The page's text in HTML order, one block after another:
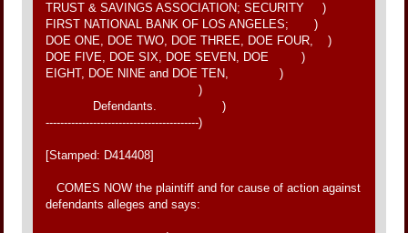
TRUST & SAVINGS ASSOCIATION; SECURITY )
FIRST NATIONAL BANK OF LOS ANGELES; )
DOE ONE, DOE TWO, DOE THREE, DOE FOUR, )
DOE FIVE, DOE SIX, DOE SEVEN, DOE )
EIGHT, DOE NINE and DOE TEN, )
)
Defendants. )
------------------------------------------)
[Stamped: D414408]
COMES NOW the plaintiff and for cause of action against
defendants alleges and says: